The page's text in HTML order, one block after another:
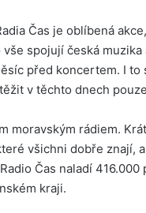
Čas je oblíbená
spojují česká
před koncertem. I
v těchto dnech
moravským rádiem.
všichni dobře znají,
Čas naladí
kraji.